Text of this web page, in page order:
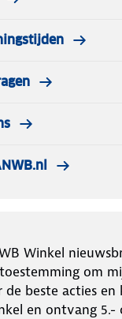
Winkel
om
de beste acties
en ontvang 5.-